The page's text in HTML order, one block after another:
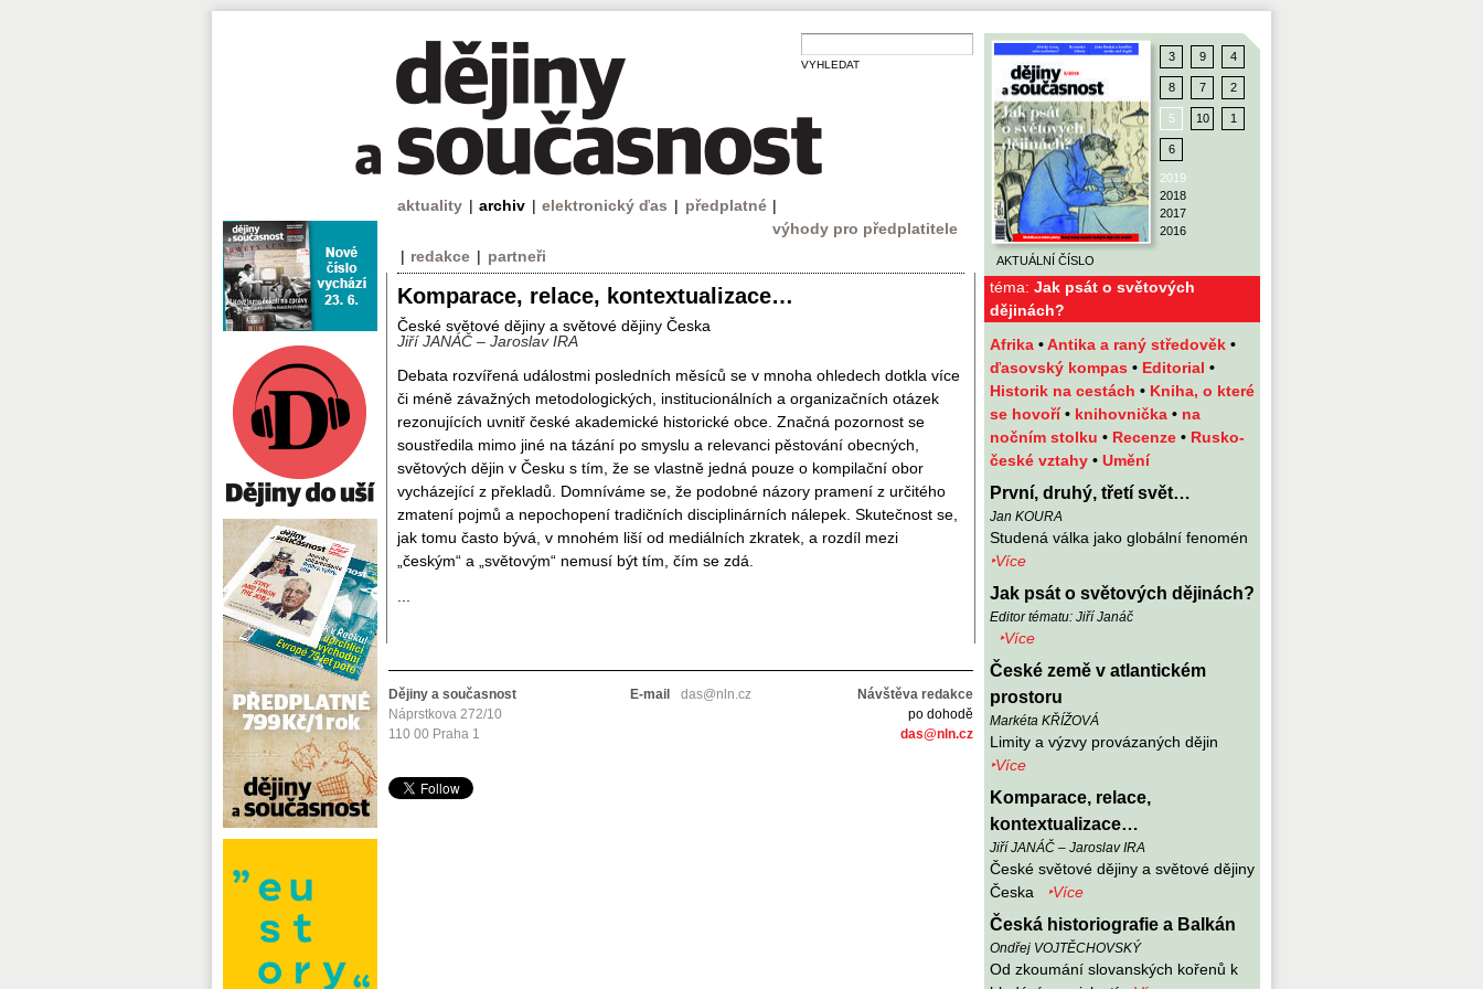
aktuality | archiv | elektronický ďas | předplatné |
výhody pro předplatitele
| redakce | partneři
VYHLEDAT
téma: Jak psát o světových
dějinách?
AKTUÁLNÍ ČÍSLO
3 9 4
8 7 2
5 10 1
6
2019
2018
2017
2016
Afrika •Antika a raný středověk •
ďasovský kompas • Editorial •
Historik na cestách • Kniha, o které
se hovoří• knihovnička • na
nočním stolku • Recenze • Rusko-
české vztahy • Umění
První, druhý, třetí svět…
Jan KOURA
Studená válka jako globální fenomén
‣Více
Jak psát o světových dějinách?
Editor tématu: Jiří Janáč
‣Více
České země v atlantickém
prostoru
Markéta KŘÍŽOVÁ
Limity a výzvy provázaných dějin
‣Více
Komparace, relace,
kontextualizace…
Jiří JANÁČ – Jaroslav IRA
České světové dějiny a světové dějiny
Česka
‣Více
Česká historiografie a Balkán
Ondřej VOJTĚCHOVSKÝ
Od zkoumání slovanských kořenů k
Komparace, relace, kontextualizace…
České světové dějiny a světové dějiny Česka
Jiří JANÁČ – Jaroslav IRA
Debata rozvířená událostmi posledních měsíců se v mnoha ohledech dotkla více
či méně závažných metodologických, institucionálních a organizačních otázek
rezonujících uvnitř české akademické historické obce. Značná pozornost se
soustředila mimo jiné na tázání po smyslu a relevanci pěstování obecných,
světových dějin v Česku s tím, že se vlastně jedná pouze o kompilační obor
vycházející z překladů. Domníváme se, že podobné názory pramení z určitého
zmatení pojmů a nepochopení tradičních disciplinárních nálepek. Skutečnost se,
jak tomu často bývá, v mnohém liší od mediálních zkratek, a rozdíl mezi
„českým“ a „světovým“ nemusí být tím, čím se zdá.
Dějiny a současnost
Náprstkova 272/10
110 00 Praha 1
E-mail das@nln.cz
Návštěva redakce
po dohodě
das@nln.cz